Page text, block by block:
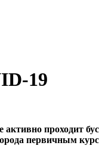
19
проходит
первичным